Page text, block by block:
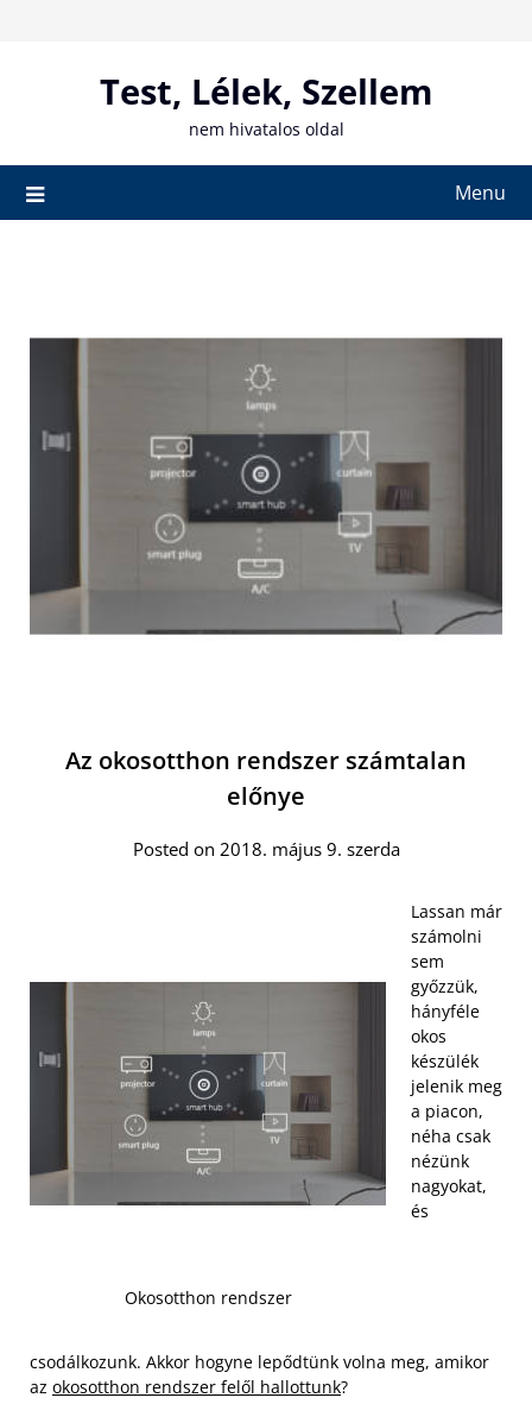
Test, Lélek, Szellem
nem hivatalos oldal
Menu
Az okosotthon rendszer számtalan
előnye
Posted on 2018. május 9. szerda
Okosotthon rendszer
Lassan már
számolni
sem
győzzük,
hányféle
okos
készülék
jelenik meg
a piacon,
néha csak
nézünk
nagyokat,
és
csodálkozunk. Akkor hogyne lepődtünk volna meg, amikor
az okosotthon rendszer felől hallottunk?